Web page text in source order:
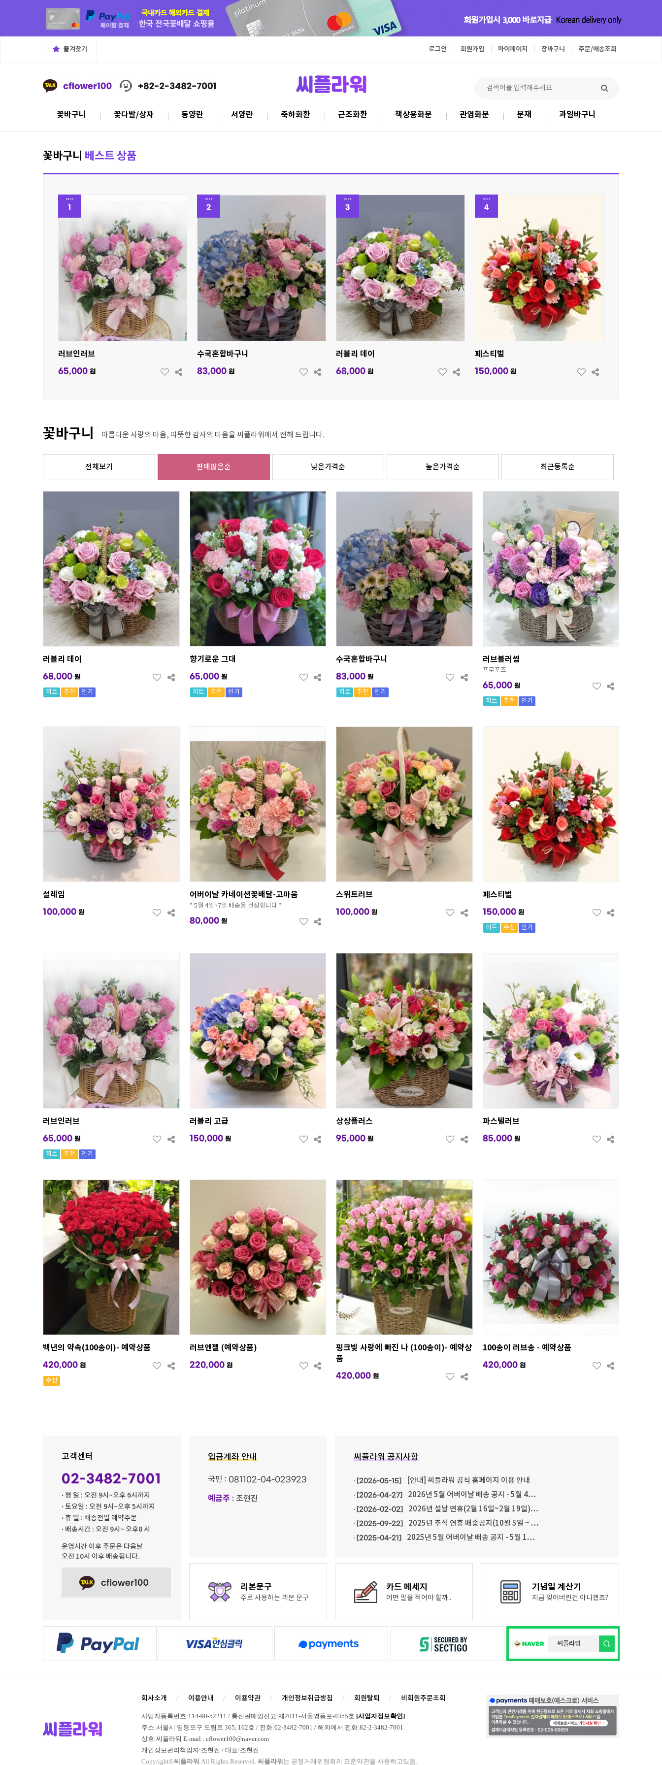
즐겨찾기 로그인 회원가입 마이페이지 장바구니 주문/배송조회
꽃바구니 꽃다발/상자 동양란 서양란 축하화환 근조화환 책상용화분 관엽화분 분재 과일바구니
꽃바구니 베스트 상품
BEST
1
러브인러브
65,000 원
BEST
2
수국혼합바구니
83,000 원
BEST
3
러블리 데이
68,000 원
BEST
4
페스티벌
150,000 원
꽃바구니 아름다운 사랑의 마음, 따뜻한 감사의 마음을 씨플라워에서 전해 드립니다.
전체보기 판매많은순 낮은가격순 높은가격순 최근등록순
러블리 데이
68,000 원
히트 추천 인기
향기로운 그대
65,000 원
히트 추천 인기
수국혼합바구니
83,000 원
히트 추천 인기
러브블러썸
프로포즈
65,000 원
히트 추천 인기
설레임
100,000 원
어버이날 카네이션꽃배달-고마움
* 5월 4일~7일 배송을 권장합니다 *
80,000 원
스위트러브
100,000 원
페스티벌
150,000 원
히트 추천 인기
러브인러브
65,000 원
히트 추천 인기
러블리 고급
150,000 원
상상플러스
95,000 원
파스텔러브
85,000 원
백년의 약속(100송이)- 예약상품
420,000 원
추천
러브엔젤 (예약상품)
220,000 원
핑크빛 사랑에 빠진 나 (100송이)- 예약상
품
420,000 원
100송이 러브송 - 예약상품
420,000 원
고객센터
02-3482-7001
· 평 일 : 오전 9시~오후 6시까지
· 토요일 : 오전 9시~오후 5시까지
· 휴 일 : 배송전일 예약주문
· 배송시간 : 오전 9시~ 오후8 시
운영시간 이후 주문은 다음날
오전 10시 이후 배송됩니다.
입금계좌 안내
국민 : 081102-04-023923
예금주 : 조현진
씨플라워 공지사항
· [2026-05-15] [안내] 씨플라워 공식 홈페이지 이용 안내
· [2026-04-27] 2026년 5월 어버이날 배송 공지 - 5월 4…
· [2026-02-02] 2026년 설날 연휴(2월 16일~2월 19일)…
· [2025-09-22] 2025년 추석 연휴 배송공지(10월 5일 ~ …
· [2025-04-21] 2025년 5월 어버이날 배송 공지 - 5월 1…
리본문구
주로 사용하는 리본 문구
카드 메세지
어떤 말을 적어야 할까..
기념일 계산기
지금 잊어버린건 아니겠죠?
회사소개 이용안내 이용약관 개인정보취급방침 회원탈퇴 비회원주문조회
사업자등록번호:114-90-52211 / 통신판매업신고:제2011-서울영등포-0355호 [사업자정보확인]
주소:서울시 영등포구 도림로 365, 102호 / 전화:02-3482-7001 / 해외에서 전화:82-2-3482-7001
상호:씨플라워 E-mail : cflower100@naver.com
개인정보관리책임자:조현진 / 대표:조현진
Copyright©씨플라워 All Rights Reserved. 씨플라워 는 공정거래위원회의 표준약관을 사용하고있음.